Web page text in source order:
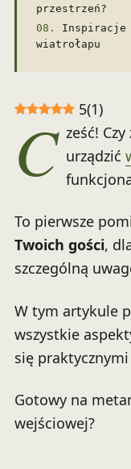
przestrzeń?
wiatrołapu
5(1)
C ześć!
urządzić
To pierwsze
Twoich gości,
szczególną
W tym artykule
wszystkie
się
Gotowy na
wejściowej?